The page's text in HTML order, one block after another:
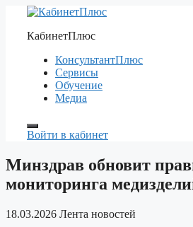
Перейти
содержимому
КабинетПлюс
КонсультантПлюс
Сервисы
Обучение
Медиа
Войти в кабинет
Минздрав обновит
мониторинга
18.03.2026 Лента новостей